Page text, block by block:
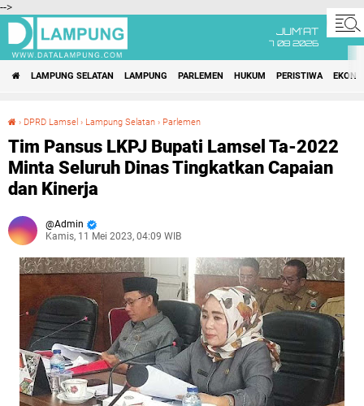
-->
JUM'AT
7 08 2026
LAMPUNG SELATAN LAMPUNG PARLEMEN HUKUM PERISTIWA
› DPRD Lamsel › Lampung Selatan › Parlemen
Tim Pansus LKPJ Bupati Lamsel Ta-2022
Minta Seluruh Dinas Tingkatkan Capaian
dan Kinerja
Admin
Kamis, 11 Mei 2023, 04:09 WIB